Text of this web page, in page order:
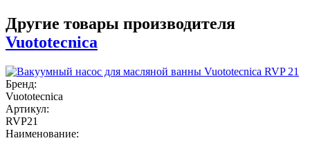
Другие товары производителя
Vuototecnica
Бренд:
Vuototecnica
Артикул:
RVP21
Наименование: